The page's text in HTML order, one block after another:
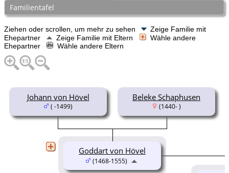
Familientafel
Ziehen oder scrollen, um mehr zu sehen
Zeige Familie mit
Ehepartner
Zeige Familie mit Eltern
Wähle andere
Ehepartner
Wähle andere Eltern
Johann von Hövel
( -1499)
Beleke Schaphusen
(1440- )
Goddart von Hövel
(1468-1555)